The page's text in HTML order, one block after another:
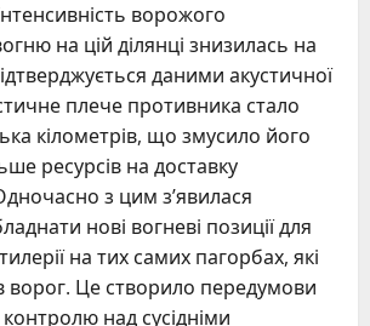
ворожого
на цій ділянці знизилась на
даними акустичної
плече противника стало
кілометрів, що змусило його
ресурсів на доставку
з цим з’явилася
нові вогневі позиції для
на тих самих пагорбах, які
ворог. Це створило передумови
над сусідніми